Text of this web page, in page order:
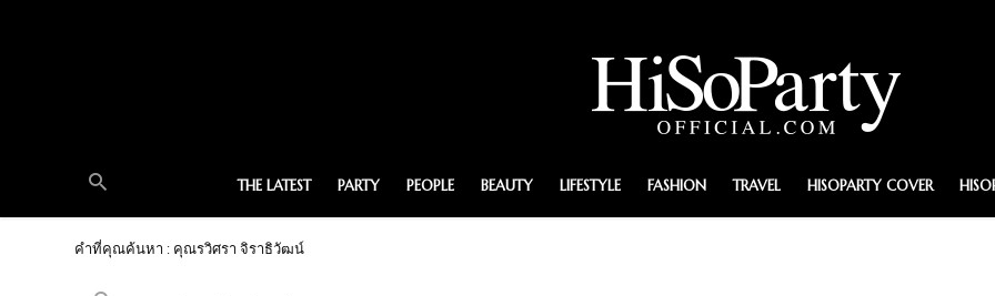
THE LATEST PARTY PEOPLE BEAUTY LIFESTYLE FASHION TRAVEL HISOPARTY COVER
คำที่คุณค้นหา : คุณรวิศรา จิราธิวัฒน์